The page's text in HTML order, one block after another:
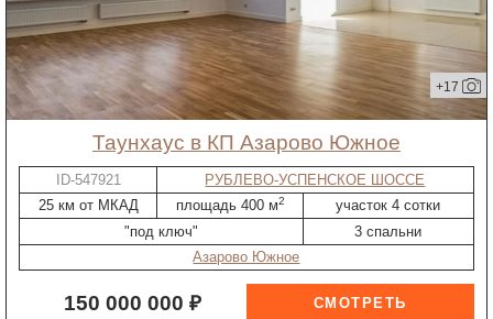
+17
таунхаус в КП Азарово Южное
ID-547921
РУБЛЕВО-УСПЕНСКОЕ ШОССЕ
25 км от МКАД
площадь 400 м2
участок 4 сотки
"под ключ"
3 спальни
Азарово Южное
150 000 000 ₽